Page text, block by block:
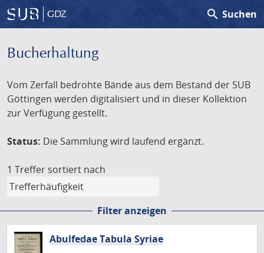
GDZ search Suchen
Bucherhaltung
Vom Zerfall bedrohte Bände aus dem Bestand der SUB
Göttingen werden digitalisiert und in dieser Kollektion
zur Verfügung gestellt.
Status: Die Sammlung wird laufend ergänzt.
1 Treffer sortiert nach
Filter anzeigen
Abulfedae Tabula Syriae